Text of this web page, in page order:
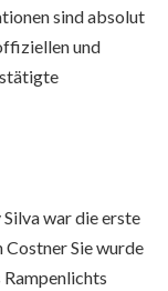
sind absolut
und
war die erste
Sie wurde